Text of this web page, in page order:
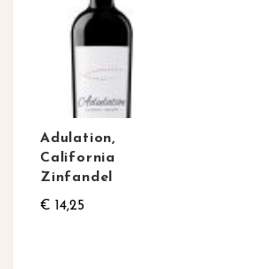
Adulation,
California
Zinfandel
€ 14,25